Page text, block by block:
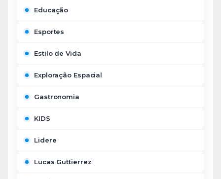
Educação
Esportes
Estilo de Vida
Exploração Espacial
Gastronomia
KIDS
Lidere
Lucas Guttierrez